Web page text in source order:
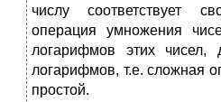
числу соответствует
операция умножения
логарифмов этих
логарифмов, т.е. сложная
простой.